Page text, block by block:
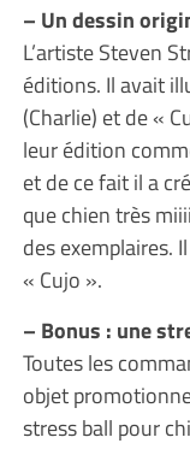
– Un dessin
L’artiste Steven
éditions. Il avait
(Charlie) et de «
leur édition
et de ce fait il a
que chien très
des exemplaires.
« Cujo ».
– Bonus : une
Toutes les
objet
stress ball pour